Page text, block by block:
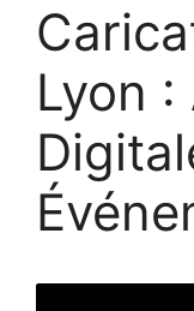
Lyon